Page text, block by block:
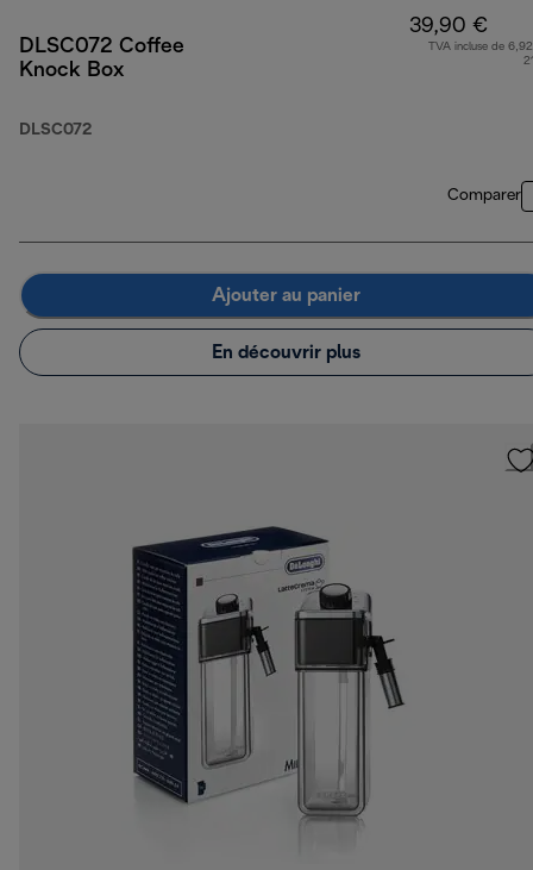
DLSC072 Coffee
Knock Box
DLSC072
39,90 €
TVA incluse de
Comparer
Ajouter au panier
En découvrir plus